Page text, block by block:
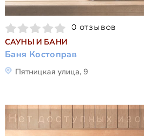
0 отзывов
САУНЫ И БАНИ
Баня Костоправ
Пятницкая улица, 9